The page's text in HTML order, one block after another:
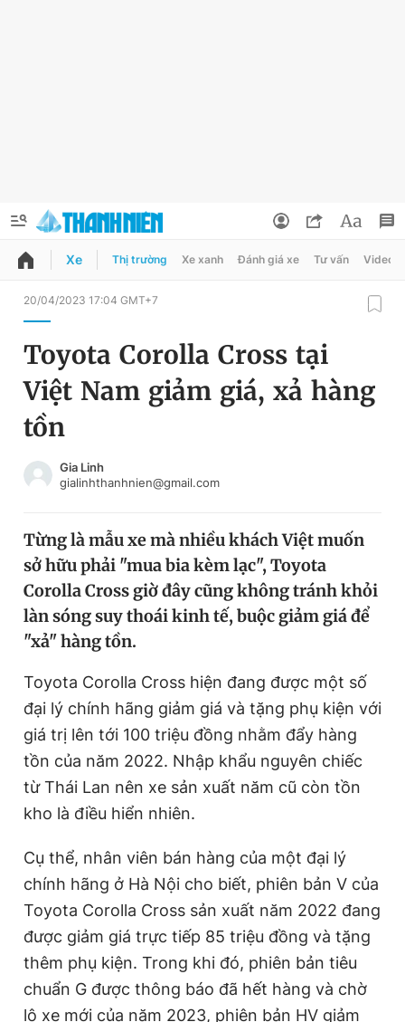
QUẢNG CÁO
Chuyên mục
Chuyên mục khác
Chào ngày mới
Video Magazine
Sản phẩm khác
Tiện ích Bạn cần biết
Thông tin tòa soạn Liên hệ quảng cáo
Đọc Thanh Niên trên điện thoại
Theo dõi báo trên
Đổi mật khẩu
Tin đã lưu
Đăng xuất
Xe Thị trường Xe xanh Đánh giá xe Tư vấn Video
20/04/2023 17:04 GMT+7
Toyota Corolla Cross tại
Việt Nam giảm giá, xả hàng
tồn
Gia Linh
gialinhthanhnien@gmail.com
Từng là mẫu xe mà nhiều khách Việt muốn
sở hữu phải "mua bia kèm lạc", Toyota
Corolla Cross giờ đây cũng không tránh khỏi
làn sóng suy thoái kinh tế, buộc giảm giá để
"xả" hàng tồn.
Toyota Corolla Cross hiện đang được một số
đại lý chính hãng giảm giá và tặng phụ kiện với
giá trị lên tới 100 triệu đồng nhằm đẩy hàng
tồn của năm 2022. Nhập khẩu nguyên chiếc
từ Thái Lan nên xe sản xuất năm cũ còn tồn
kho là điều hiển nhiên.
Cụ thể, nhân viên bán hàng của một đại lý
chính hãng ở Hà Nội cho biết, phiên bản V của
Toyota Corolla Cross sản xuất năm 2022 đang
được giảm giá trực tiếp 85 triệu đồng và tặng
thêm phụ kiện. Trong khi đó, phiên bản tiêu
chuẩn G được thông báo đã hết hàng và chờ
lô xe mới của năm 2023, phiên bản HV giảm